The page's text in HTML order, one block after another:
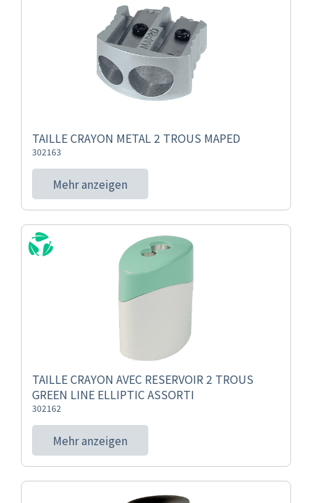
TAILLE CRAYON METAL 2 TROUS MAPED
302163
Mehr anzeigen
TAILLE CRAYON AVEC RESERVOIR 2 TROUS
GREEN LINE ELLIPTIC ASSORTI
302162
Mehr anzeigen